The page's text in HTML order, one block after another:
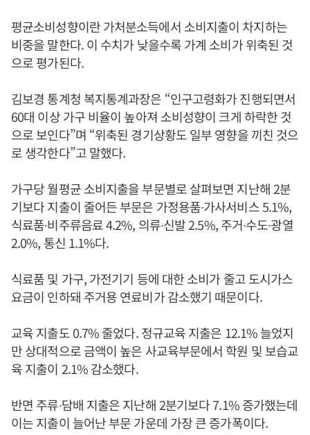
평균소비성향이란 가처분소득에서 소비지출이 차지하는
비중을 말한다. 이 수치가 낮을수록 가계 소비가 위축된 것
으로 평가된다.
김보경 통계청 복지통계과장은 “인구고령화가 진행되면서
60대 이상 가구 비율이 높아져 소비성향이 크게 하락한 것
으로 보인다”며 “위축된 경기상황도 일부 영향을 끼친 것으
로 생각한다”고 말했다.
가구당 월평균 소비지출을 부문별로 살펴보면 지난해 2분
기보다 지출이 줄어든 부문은 가정용품∙가사서비스 5.1%,
식료품∙비주류음료 4.2%, 의류∙신발 2.5%, 주거∙수도∙광열
2.0%, 통신 1.1%다.
식료품 및 가구, 가전기기 등에 대한 소비가 줄고 도시가스
요금이 인하돼 주거용 연료비가 감소했기 때문이다.
교육 지출도 0.7% 줄었다. 정규교육 지출은 12.1% 늘었지
만 상대적으로 금액이 높은 사교육부문에서 학원 및 보습교
육 지출이 2.1% 감소했다.
반면 주류∙담배 지출은 지난해 2분기보다 7.1% 증가했는데
이는 지출이 늘어난 부문 가운데 가장 큰 증가폭이다.